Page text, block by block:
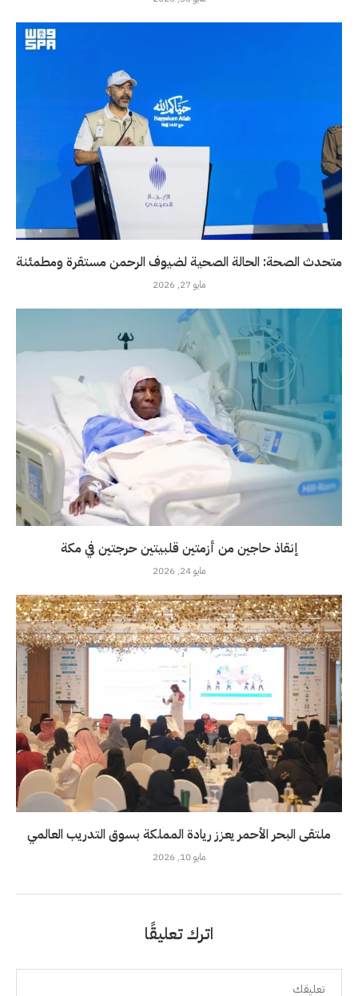
متحدث الصحة: الحالة الصحية لضيوف الرحمن مستقرة ومطمئنة
مايو 27, 2026
إنقاذ حاجين من أزمتين قلبيتين حرجتين في مكة
مايو 24, 2026
ملتقى البحر الأحمر يعزز ريادة المملكة بسوق التدريب العالمي
مايو 10, 2026
اترك تعليقًا